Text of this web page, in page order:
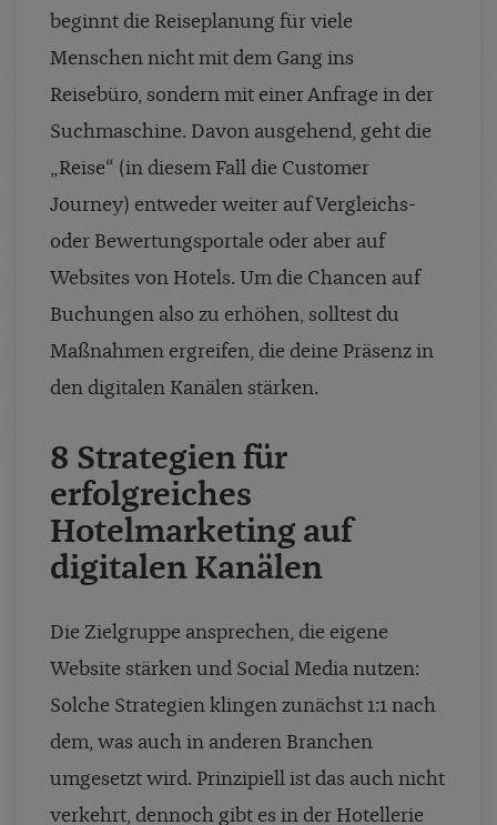
beginnt die Reiseplanung für viele
Menschen nicht mit dem Gang ins
Reisebüro, sondern mit einer Anfrage in der
Suchmaschine. Davon ausgehend, geht die
„Reise“ (in diesem Fall die Customer
Journey) entweder weiter auf Vergleichs-
oder Bewertungsportale oder aber auf
Websites von Hotels. Um die Chancen auf
Buchungen also zu erhöhen, solltest du
Maßnahmen ergreifen, die deine Präsenz in
den digitalen Kanälen stärken.
8 Strategien für
erfolgreiches
Hotelmarketing auf
digitalen Kanälen
Die Zielgruppe ansprechen, die eigene
Website stärken und Social Media nutzen:
Solche Strategien klingen zunächst 1:1 nach
dem, was auch in anderen Branchen
umgesetzt wird. Prinzipiell ist das auch nicht
verkehrt, dennoch gibt es in der Hotellerie